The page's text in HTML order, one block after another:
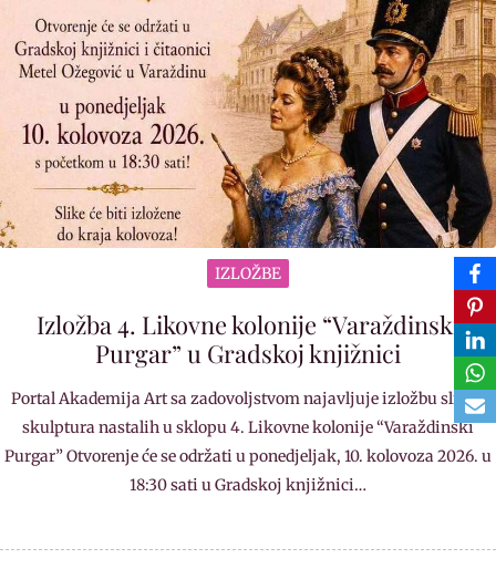
IZLOŽBE
Izložba 4. Likovne kolonije “Varaždinski
Purgar” u Gradskoj knjižnici
Portal Akademija Art sa zadovoljstvom najavljuje izložbu slika i
skulptura nastalih u sklopu 4. Likovne kolonije “Varaždinski
Purgar” Otvorenje će se održati u ponedjeljak, 10. kolovoza 2026. u
18:30 sati u Gradskoj knjižnici…